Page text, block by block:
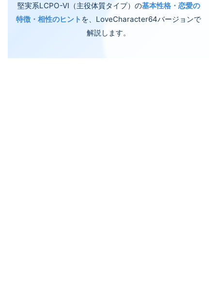
堅実系LCPO-VI（主役体質タイプ）の基本性格・恋愛の
特徴・相性のヒント を、LoveCharacter64バージョンで
解説します。